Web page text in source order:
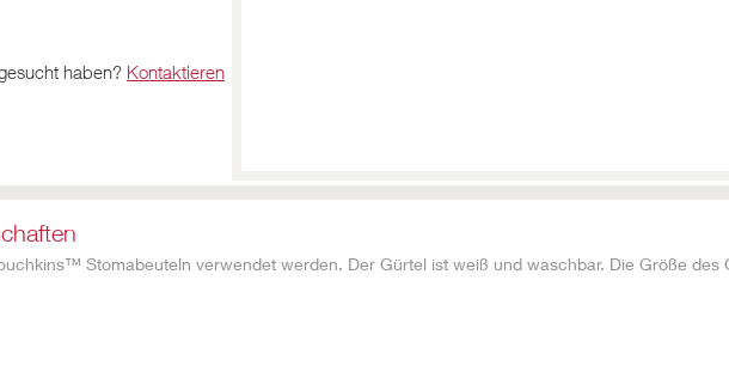
haben? Kontaktieren
Stomabeuteln verwendet werden. Der Gürtel ist weiß und waschbar. Die Größe des